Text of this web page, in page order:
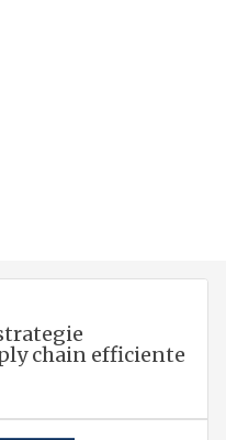
chain efficiente